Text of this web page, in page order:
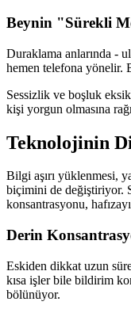
Beynin "Sürekli
Duraklama anlarında -
hemen telefona yönelir.
Sessizlik ve boşluk
kişi yorgun olmasına
Teknolojinin
Bilgi aşırı yüklenmesi,
biçimini de değiştiriyor.
konsantrasyonu,
Derin
Eskiden dikkat uzun
kısa işler bile bildirim
bölünüyor.